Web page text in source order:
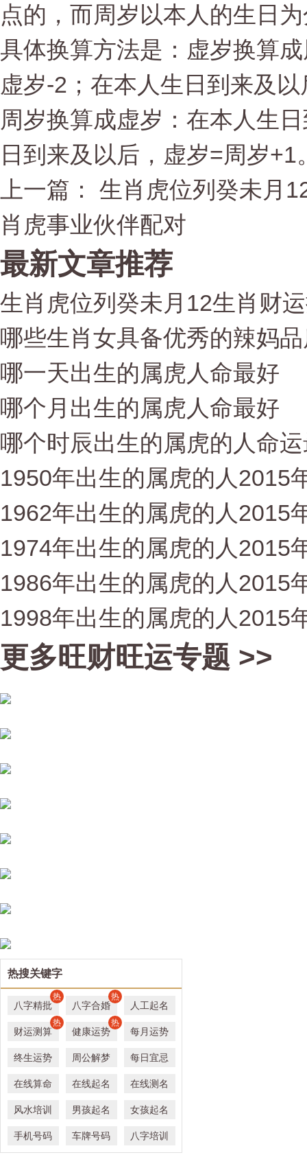
点的，而周岁以本人的生日
具体换算方法是：虚岁换算
虚岁-2；在本人生日到来及
周岁换算成虚岁：在本人生
日到来及以后，虚岁=周岁+1
上一篇： 生肖虎位列癸未月
肖虎事业伙伴配对
最新文章推荐
生肖虎位列癸未月12生肖财
哪些生肖女具备优秀的辣妈
哪一天出生的属虎人命最好
哪个月出生的属虎人命最好
哪个时辰出生的属虎的人命
1950年出生的属虎的人2015
1962年出生的属虎的人2015
1974年出生的属虎的人2015
1986年出生的属虎的人2015
1998年出生的属虎的人2015
更多旺财旺运专题 >>
热搜关键字
八字精批
热
八字合婚
热
人工起名
财运测算
热
健康运势
热
每月运势
终生运势 周公解梦 每日宜忌
在线算命 在线起名 在线测名
风水培训 男孩起名 女孩起名
手机号码 车牌号码 八字培训